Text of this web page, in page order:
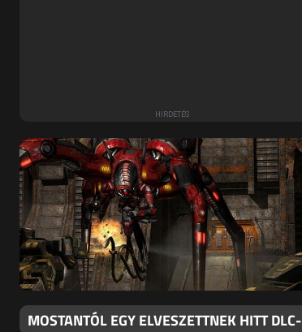
MOSTANTÓL EGY ELVESZETTNEK HITT DLC-